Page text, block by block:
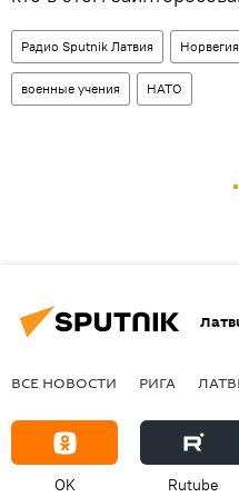
Радио Sputnik Латвия Норвегия
военные учения НАТО
ВСЕ НОВОСТИ РИГА
OK Rutube